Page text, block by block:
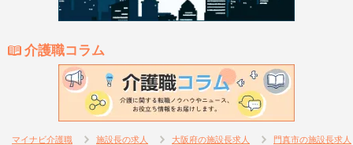
介護職コラム
マイナビ介護職 施設長の求人 大阪府の施設長求人 門真市の施設長求人